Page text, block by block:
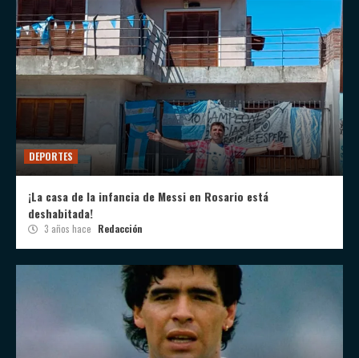
DEPORTES
¡La casa de la infancia de Messi en Rosario está
deshabitada!
3 años hace Redacción